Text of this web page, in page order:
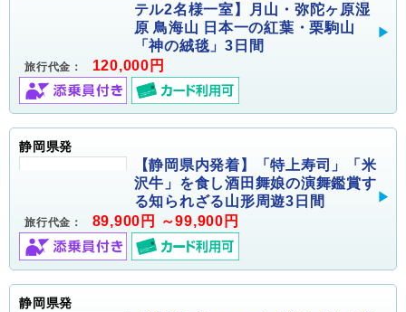
テル2名様一室】月山・弥陀ヶ原湿
原 鳥海山 日本一の紅葉・栗駒山
「神の絨毯」3日間
旅行代金： 120,000円
静岡県発
【静岡県内発着】「特上寿司」「米
沢牛」を食し酒田舞娘の演舞鑑賞す
る知られざる山形周遊3日間
旅行代金： 89,900円 ～99,900円
静岡県発